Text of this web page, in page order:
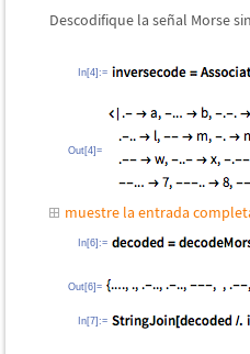
Descodifique la señal Morse
In[4]:=
Out[4]=
muestre la entrada
In[6]:=
Out[6]=
In[7]:=